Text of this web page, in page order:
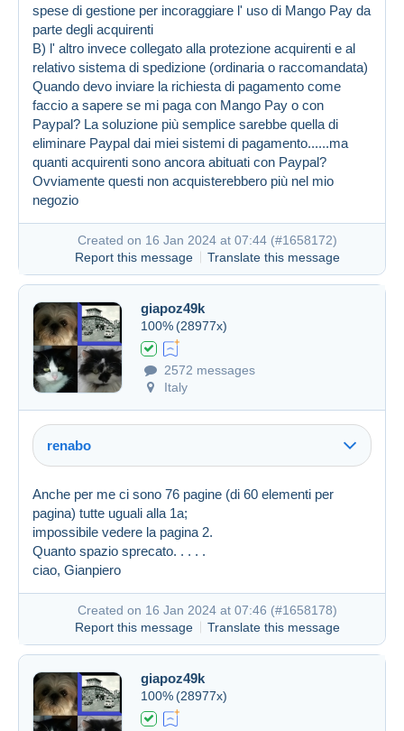
Created on 16 Jan 2024 at 05:46 #1657892
spese di gestione per incoraggiare l' uso di Mango Pay da
parte degli acquirenti
B) l' altro invece collegato alla protezione acquirenti e al
relativo sistema di spedizione (ordinaria o raccomandata)
Quando devo inviare la richiesta di pagamento come
faccio a sapere se mi paga con Mango Pay o con
Paypal? La soluzione più semplice sarebbe quella di
eliminare Paypal dai miei sistemi di pagamento......ma
quanti acquirenti sono ancora abituati con Paypal?
Ovviamente questi non acquisterebbero più nel mio
negozio
Created on 16 Jan 2024 at 07:44 (#1658172)
Report this message
Translate this message
giapoz49k
100% (28977x)
2572 messages
Italy
renabo
Created on 16 Jan 2024 at 07:25
Anche per me ci sono 76 pagine (di 60 elementi per
pagina) tutte uguali alla 1a;
impossibile vedere la pagina 2.
Quanto spazio sprecato. . . . .
ciao, Gianpiero
Created on 16 Jan 2024 at 07:46 (#1658178)
Report this message
Translate this message
giapoz49k
100% (28977x)